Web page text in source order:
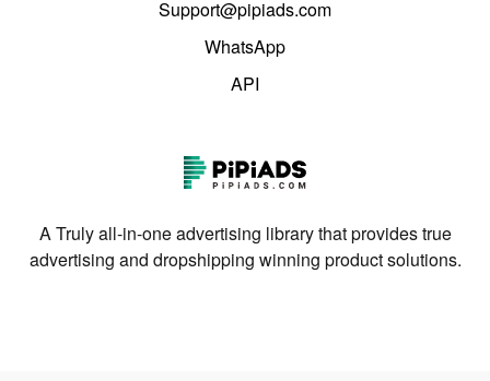
Support@pipiads.com
WhatsApp
API
A Truly all-in-one advertising library that provides true
advertising and dropshipping winning product solutions.